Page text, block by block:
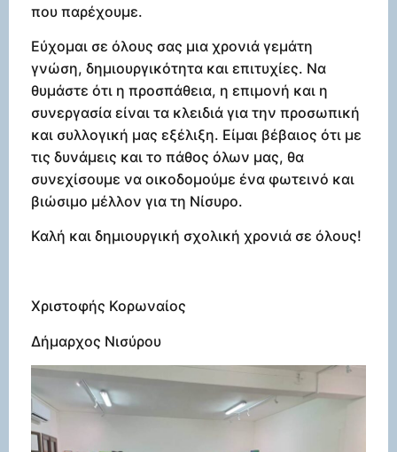
που παρέχουμε.
Εύχομαι σε όλους σας μια χρονιά γεμάτη
γνώση, δημιουργικότητα και επιτυχίες. Να
θυμάστε ότι η προσπάθεια, η επιμονή και η
συνεργασία είναι τα κλειδιά για την προσωπική
και συλλογική μας εξέλιξη. Είμαι βέβαιος ότι με
τις δυνάμεις και το πάθος όλων μας, θα
συνεχίσουμε να οικοδομούμε ένα φωτεινό και
βιώσιμο μέλλον για τη Νίσυρο.
Καλή και δημιουργική σχολική χρονιά σε όλους!
Χριστοφής Κορωναίος
Δήμαρχος Νισύρου